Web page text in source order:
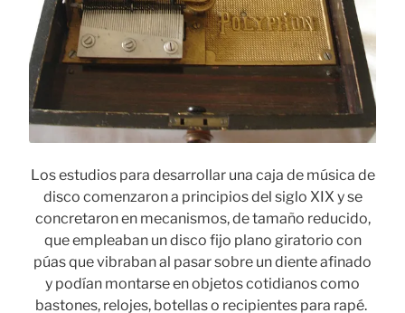
Los estudios para desarrollar una caja de música de
disco comenzaron a principios del siglo XIX y se
concretaron en mecanismos, de tamaño reducido,
que empleaban un disco fijo plano giratorio con
púas que vibraban al pasar sobre un diente afinado
y podían montarse en objetos cotidianos como
bastones, relojes, botellas o recipientes para rapé.